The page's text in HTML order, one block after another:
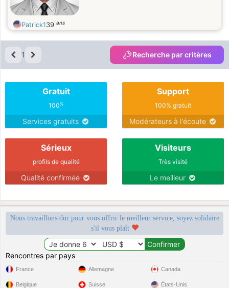
Patrick139 ans
1 Recherche par critères
Gratuit
100%
Services gratuits
Support
100% gratuit
Modérateurs à l'écoute
Sérieux
profils de qualité
Qualité confirmée
Visiteurs
Très visité
Le meilleur
Nous travaillons dur pour vous offrir le meilleur service, soyez solidaire
s'il vous plaît
Rencontres par pays
France
Belgique
Allemagne
Suisse
Canada
États-Unis